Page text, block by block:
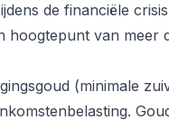
de financiële
hoogtepunt van
(minimale